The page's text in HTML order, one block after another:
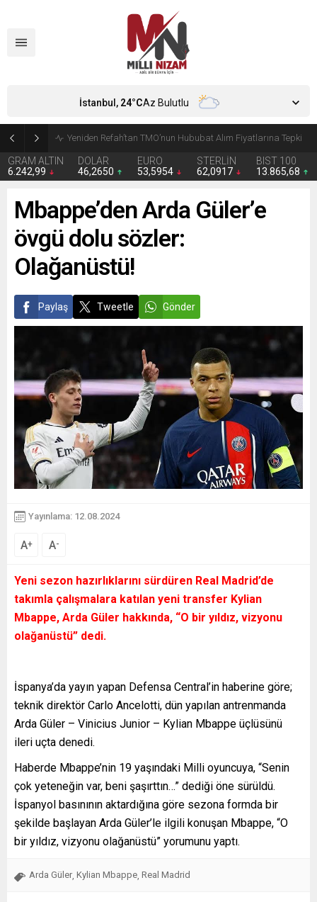
CHP’de Günaydın ve Başarır’ın grup başkanvekilliği düştü
GRAM ALTIN
6.242,99
DOLAR
46,2650
EURO
53,5954
STERLİN
62,0917
BIST 100
13.865,68
İstanbul, 24°CAz Bulutlu
Mbappe’den Arda Güler’e
övgü dolu sözler:
Olağanüstü!
Paylaş Tweetle Gönder
Yayınlama: 12.08.2024
A+ A-
Yeni sezon hazırlıklarını sürdüren Real Madrid’de
takımla çalışmalara katılan yeni transfer Kylian
Mbappe, Arda Güler hakkında, “O bir yıldız, vizyonu
olağanüstü” dedi.
İspanya’da yayın yapan Defensa Central’in haberine göre;
teknik direktör Carlo Ancelotti, dün yapılan antrenmanda
Arda Güler – Vinicius Junior – Kylian Mbappe üçlüsünü
ileri uçta denedi.
Haberde Mbappe’nin 19 yaşındaki Milli oyuncuya, “Senin
çok yeteneğin var, beni şaşırttın…” dediği öne sürüldü.
İspanyol basınının aktardığına göre sezona formda bir
şekilde başlayan Arda Güler’le ilgili konuşan Mbappe, “O
bir yıldız, vizyonu olağanüstü” yorumunu yaptı.
Arda Güler Kylian Mbappe Real Madrid